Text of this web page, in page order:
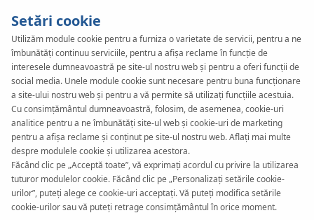
Standardele etice ale
Grupului KAN
Setări cookie
Utilizăm module cookie pentru a furniza o varietate de servicii, pentru a ne
îmbunătăți continuu serviciile, pentru a afișa reclame în funcție de
interesele dumneavoastră pe site-ul nostru web și pentru a oferi funcții de
social media. Unele module cookie sunt necesare pentru buna funcționare
a site-ului nostru web și pentru a vă permite să utilizați funcțiile acestuia.
Cu consimțământul dumneavoastră, folosim, de asemenea, cookie-uri
analitice pentru a ne îmbunătăți site-ul web și cookie-uri de marketing
pentru a afișa reclame și conținut pe site-ul nostru web. Aflați mai multe
despre modulele cookie și utilizarea acestora.
Făcând clic pe „Acceptă toate”, vă exprimați acordul cu privire la utilizarea
tuturor modulelor cookie. Făcând clic pe „Personalizați setările cookie-
urilor”, puteți alege ce cookie-uri acceptați. Vă puteți modifica setările
cookie-urilor sau vă puteți retrage consimțământul în orice moment.